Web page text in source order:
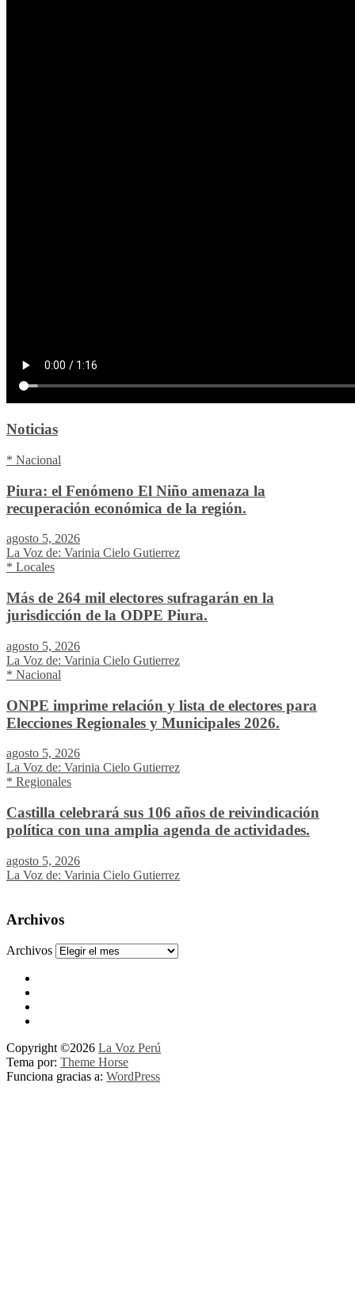
Noticias
* Nacional
Piura: el Fenómeno El Niño amenaza la
recuperación económica de la región.
agosto 5, 2026
La Voz de: Varinia Cielo Gutierrez
* Locales
Más de 264 mil electores sufragarán en la
jurisdicción de la ODPE Piura.
agosto 5, 2026
La Voz de: Varinia Cielo Gutierrez
* Nacional
ONPE imprime relación y lista de electores para
Elecciones Regionales y Municipales 2026.
agosto 5, 2026
La Voz de: Varinia Cielo Gutierrez
* Regionales
Castilla celebrará sus 106 años de reivindicación
política con una amplia agenda de actividades.
agosto 5, 2026
La Voz de: Varinia Cielo Gutierrez
Archivos
Archivos
Copyright ©2026 La Voz Perú
Tema por: Theme Horse
Funciona gracias a: WordPress